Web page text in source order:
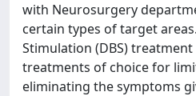
with Neurosurgery
certain types of target
Stimulation (DBS)
treatments of choice for
eliminating the symptoms